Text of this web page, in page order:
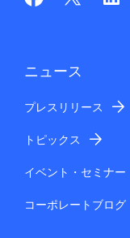
ニュース
プレスリリース
トピックス
イベント・セミナー
コーポレートブログ